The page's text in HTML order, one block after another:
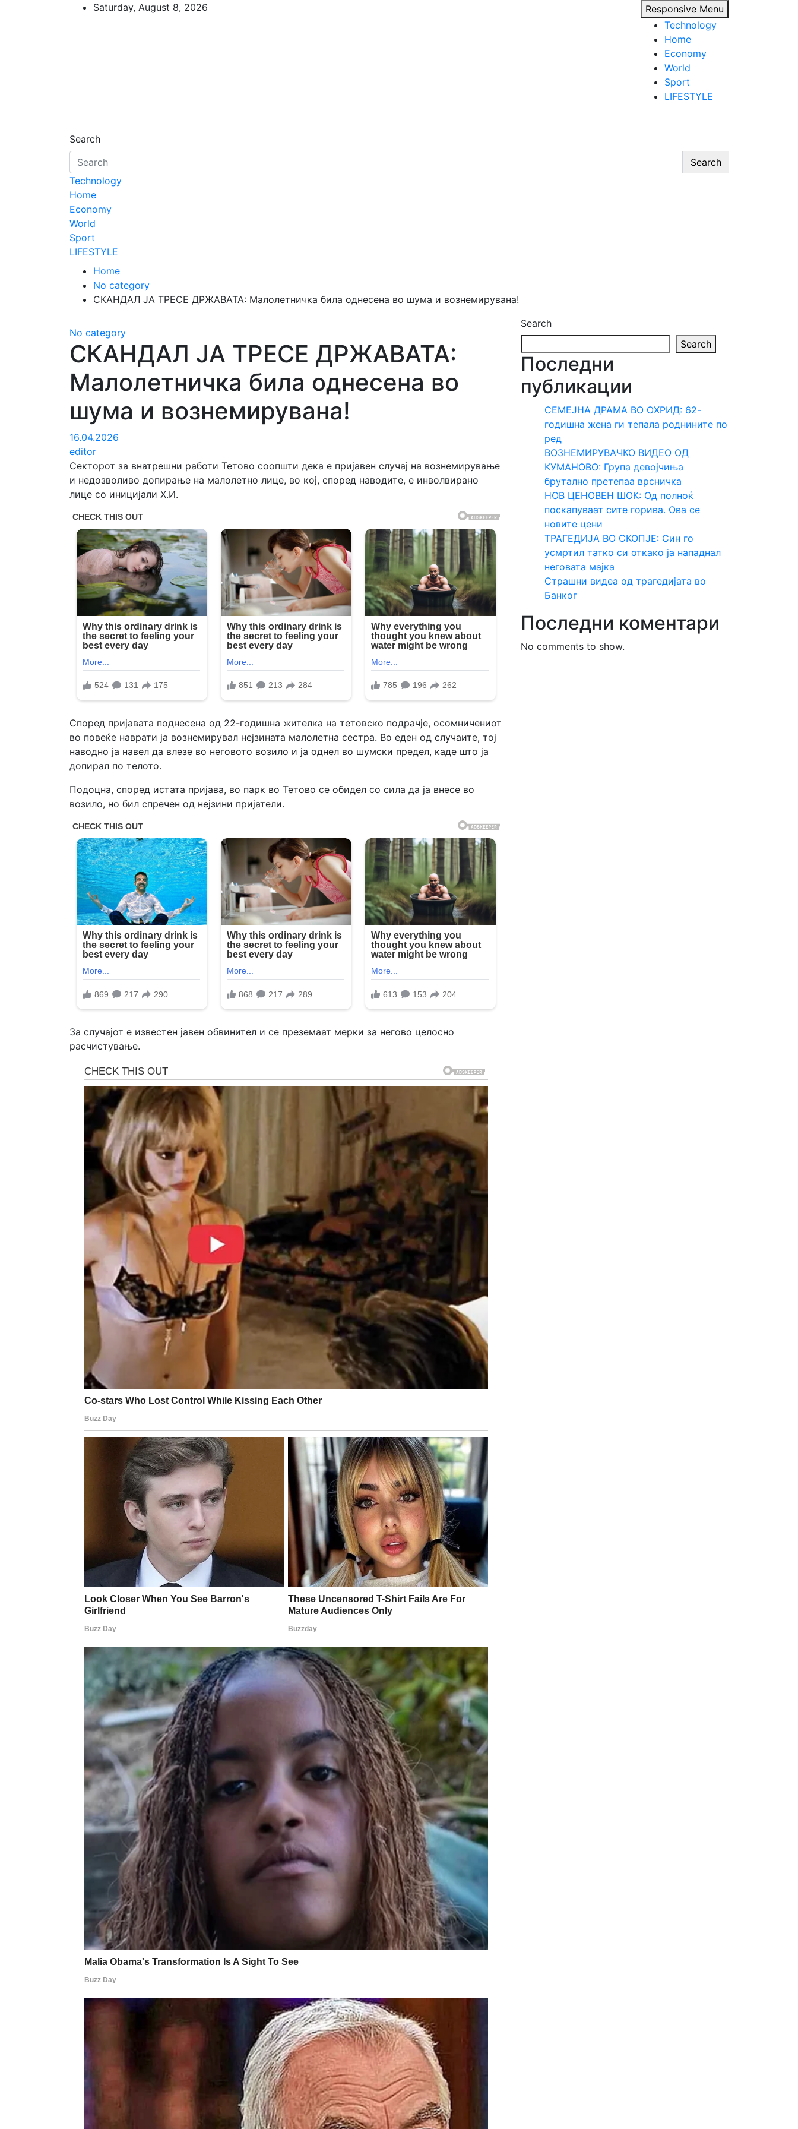
Saturday, August 8, 2026
Responsive Menu
Technology
Home
Economy
World
Sport
LIFESTYLE
d7-news.com
News
Search
Search
Technology
Home
Economy
World
Sport
LIFESTYLE
Home
No category
СКАНДАЛ ЈА ТРЕСЕ ДРЖАВАТА: Малолетничка била однесена во шума и вознемирувана!
No category
СКАНДАЛ ЈА ТРЕСЕ ДРЖАВАТА:
Малолетничка била однесена во
шума и вознемирувана!
16.04.2026
editor
Секторот за внатрешни работи Тетово соопшти дека е пријавен случај на вознемирување
и недозволиво допирање на малолетно лице, во кој, според наводите, е инволвирано
лице со иницијали Х.И.
Според пријавата поднесена од 22-годишна жителка на тетовско подрачје, осомничениот
во повеќе наврати ја вознемирувал нејзината малолетна сестра. Во еден од случаите, тој
наводно ја навел да влезе во неговото возило и ја однел во шумски предел, каде што ја
допирал по телото.
Подоцна, според истата пријава, во парк во Тетово се обидел со сила да ја внесе во
возило, но бил спречен од нејзини пријатели.
За случајот е известен јавен обвинител и се преземаат мерки за негово целосно
расчистување.
Search
Search
Последни
публикации
СЕМЕЈНА ДРАМА ВО ОХРИД: 62-
годишна жена ги тепала роднините по
ред
ВОЗНЕМИРУВАЧКО ВИДЕО ОД
КУМАНОВО: Група девојчиња
брутално претепаа врсничка
НОВ ЦЕНОВЕН ШОК: Од полноќ
поскапуваат сите горива. Ова се
новите цени
ТРАГЕДИЈА ВО СКОПЈЕ: Син го
усмртил татко си откако ја нападнал
неговата мајка
Страшни видеа од трагедијата во
Банког
Последни коментари
No comments to show.